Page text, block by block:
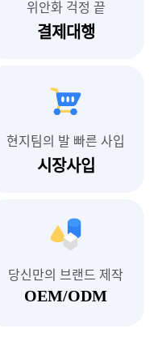
위안화 걱정 끝
결제대행
현지팀의 발 빠른 사입
시장사입
당신만의 브랜드 제작
OEM/ODM